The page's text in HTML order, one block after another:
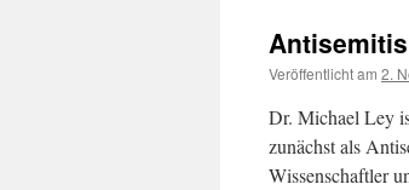
Veröffentlicht am 2.
Dr. Michael Ley
zunächst als
Wissenschaftler